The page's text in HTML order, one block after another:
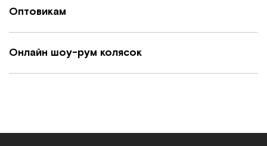
Оптовикам
Онлайн шоу-рум колясок